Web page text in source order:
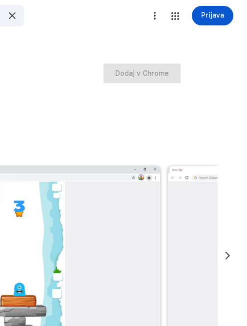
Prijava
Dodaj v Chrome